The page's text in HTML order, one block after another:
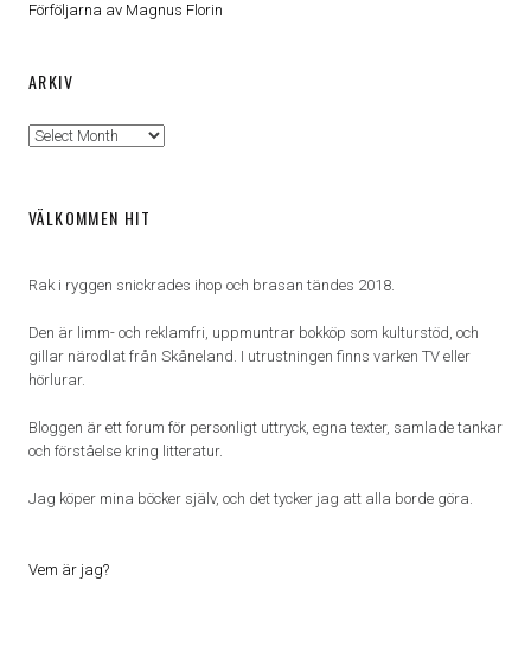
Förföljarna av Magnus Florin
ARKIV
Arkiv
VÄLKOMMEN HIT
Rak i ryggen snickrades ihop och brasan tändes 2018.
Den är limm- och reklamfri, uppmuntrar bokköp som kulturstöd, och
gillar närodlat från Skåneland. I utrustningen finns varken TV eller
hörlurar.
Bloggen är ett forum för personligt uttryck, egna texter, samlade tankar
och förståelse kring litteratur.
Jag köper mina böcker själv, och det tycker jag att alla borde göra.
Vem är jag?